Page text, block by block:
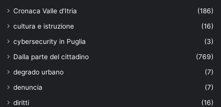
Cronaca Valle d'Itria
(186)
cultura e istruzione
(16)
cybersecurity in Puglia
(3)
Dalla parte del cittadino
(769)
degrado urbano
(7)
denuncia
(7)
diritti
(16)